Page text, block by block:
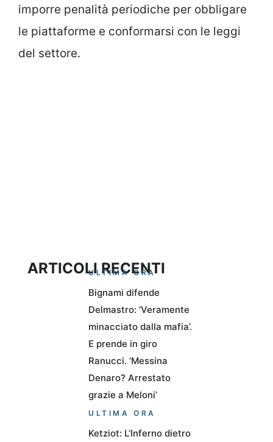
imporre penalità periodiche per obbligare
le piattaforme e conformarsi con le leggi
del settore.
ARTICOLI RECENTI
ULTIMA ORA
Bignami difende
Delmastro: ‘Veramente
minacciato dalla mafia’.
E prende in giro
Ranucci. ‘Messina
Denaro? Arrestato
grazie a Meloni’
ULTIMA ORA
Ketziot: L’Inferno dietro